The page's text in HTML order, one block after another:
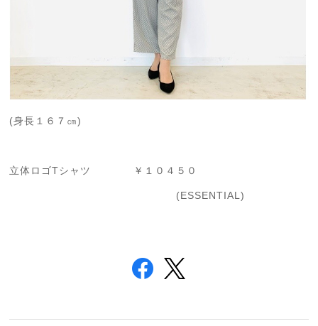
(身長１６７㎝)
立体ロゴTシャツ ￥１０４５０
(ESSENTIAL)